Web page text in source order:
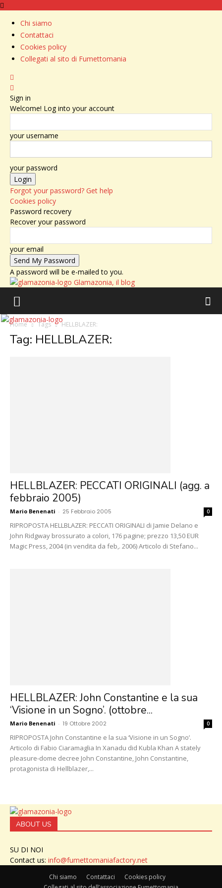
Chi siamo
Contattaci
Cookies policy
Collegati al sito di Fumettomania
Sign in
Welcome! Log into your account
your username
your password
Forgot your password? Get help
Cookies policy
Password recovery
Recover your password
your email
A password will be e-mailed to you.
Glamazonia, il blog
Home Tags HELLBLAZER:
Tag: HELLBLAZER:
HELLBLAZER: PECCATI ORIGINALI (agg. a
febbraio 2005)
Mario Benenati - 25 Febbraio 2005 0
RIPROPOSTA HELLBLAZER: PECCATI ORIGINALI di Jamie Delano e
John Ridgway brossurato a colori, 176 pagine; prezzo 13,50 EUR
Magic Press, 2004 (in vendita da feb,. 2006) Articolo di Stefano...
HELLBLAZER: John Constantine e la sua
‘Visione in un Sogno’. (ottobre...
Mario Benenati - 19 Ottobre 2002 0
RIPROPOSTA John Constantine e la sua ‘Visione in un Sogno’.
Articolo di Fabio Ciaramaglia In Xanadu did Kubla Khan A stately
pleasure-dome decree John Constantine, John Constantine,
protagonista di Hellblazer,...
ABOUT US
SU DI NOI
Contact us: info@fumettomaniafactory.net
Chi siamo Contattaci
Cookies policy